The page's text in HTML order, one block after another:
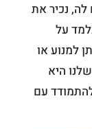
לה, נכיר את
על
למנוע או
היא
עם